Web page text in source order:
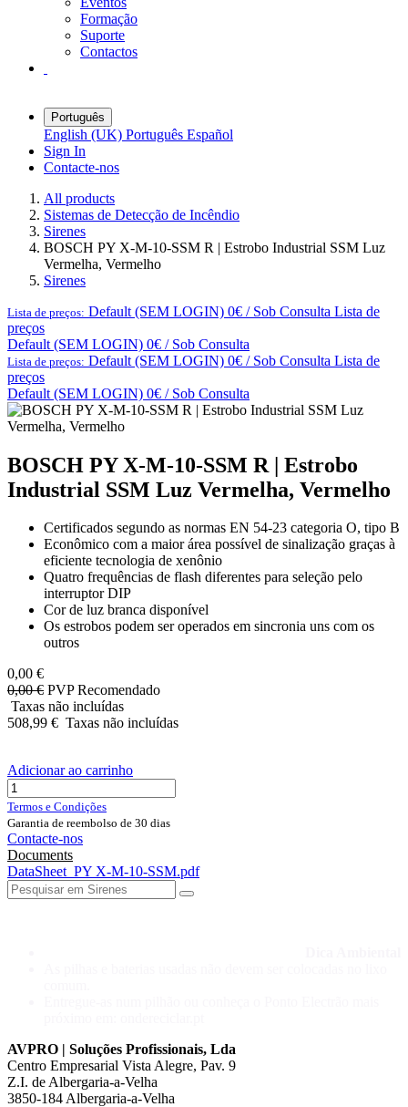
Formação
Suporte
Contactos
Português
English (UK) Português Español
Sign In
Contacte-nos
All products
Sistemas de Detecção de Incêndio
Sirenes
BOSCH PY X-M-10-SSM R | Estrobo Industrial SSM Luz
Vermelha, Vermelho
Sirenes
Lista de preços: Default (SEM LOGIN) 0€ / Sob Consulta Lista de
preços
Default (SEM LOGIN) 0€ / Sob Consulta
Lista de preços: Default (SEM LOGIN) 0€ / Sob Consulta Lista de
preços
Default (SEM LOGIN) 0€ / Sob Consulta
BOSCH PY X-M-10-SSM R | Estrobo
Industrial SSM Luz Vermelha, Vermelho
Certificados segundo as normas EN 54-23 categoria O, tipo B
Econômico com a maior área possível de sinalização graças à
eficiente tecnologia de xenônio
Quatro frequências de flash diferentes para seleção pelo
interruptor DIP
Cor de luz branca disponível
Os estrobos podem ser operados em sincronia uns com os
outros
0,00 €
0,00€ PVP Recomendado
Taxas não incluídas
508,99 € Taxas não incluídas
Adicionar ao carrinho
Termos e Condições
Garantia de reembolso de 30 dias
Contacte-nos
Documents
DataSheet_PY X-M-10-SSM.pdf
AVPRO | Soluções Profissionais, Lda
Centro Empresarial Vista Alegre, Pav. 9
Z.I. de Albergaria-a-Velha
3850-184 Albergaria-a-Velha